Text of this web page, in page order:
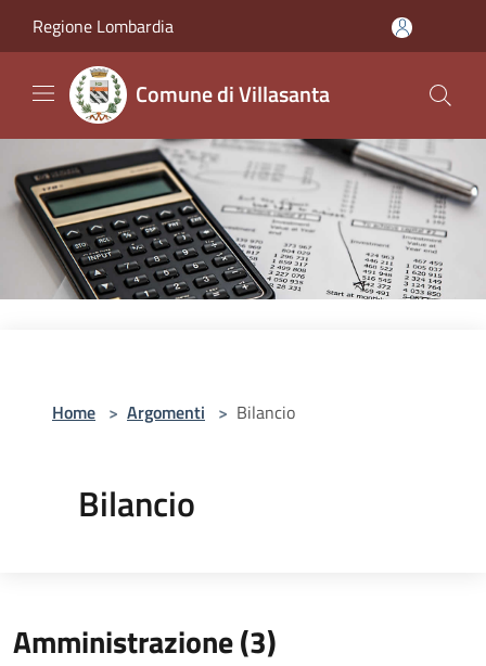
Regione Lombardia
Comune di Villasanta
Home > Argomenti > Bilancio
Bilancio
Amministrazione (3)